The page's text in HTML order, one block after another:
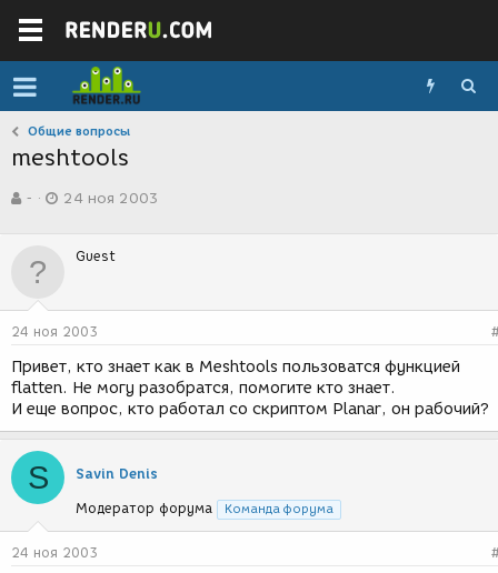
Общие вопросы
meshtools
в
р
м
-
а
д
н
я
24 ноя 2003
Guest
24 ноя 2003
Привет, кто знает как в Meshtools пользоватся функцией
flatten. Не могу разобратся, помогите кто знает.
И еще вопрос, кто работал со скриптом Planar, он рабочий?
S Savin Denis
Модератор форума Команда форума
24 ноя 2003